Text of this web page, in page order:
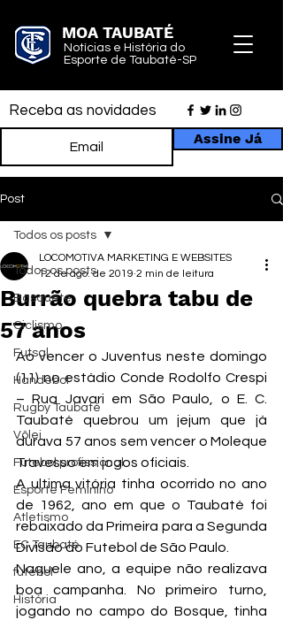
MOA TAUBATÉ
Notícias e História do
Esporte de Taubaté-SP
Receba as novidades
Assine Já
Post
Todos os posts
Basquete
Ciclismo
Futsal
Handebol
Rugby Taubaté
Vôlei
Futebol profissional
Esporte Feminino
Atletismo
EC Taubaté
futebol
História
Todos os posts
Burrão quebra tabu de
57 anos
LOCOMOTIVA MARKETING E WEBSITES
12 de ago. de 2019 2 min de leitura
Ao vencer o Juventus neste domingo
(11) no estádio Conde Rodolfo Crespi
– Rua Javari em São Paulo, o E. C.
Taubaté quebrou um jejum que já
durava 57 anos sem vencer o Moleque
Travesso em jogos oficiais.
A ultima vitória tinha ocorrido no ano
de 1962, ano em que o Taubaté foi
rebaixado da Primeira para a Segunda
Divisão do Futebol de São Paulo.
Naquele ano, a equipe não realizava
boa campanha. No primeiro turno,
jogando no campo do Bosque, tinha